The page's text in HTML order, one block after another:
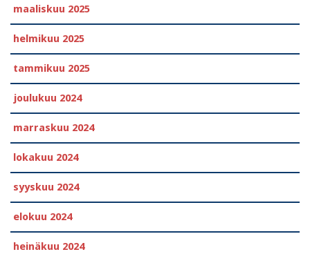
maaliskuu 2025
helmikuu 2025
tammikuu 2025
joulukuu 2024
marraskuu 2024
lokakuu 2024
syyskuu 2024
elokuu 2024
heinäkuu 2024